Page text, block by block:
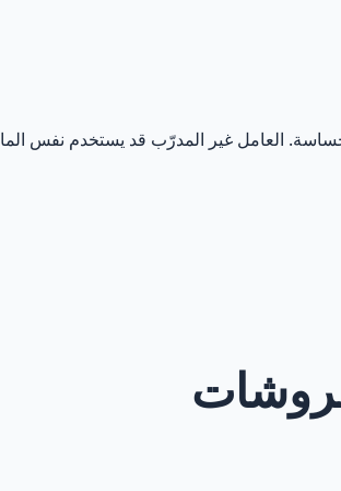
العامل غير المدرّب قد يستخدم نفس